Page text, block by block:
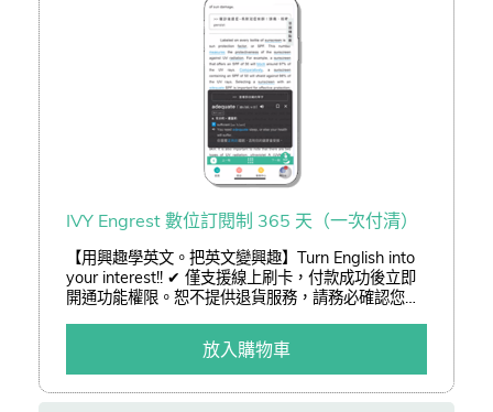
IVY Engrest 數位訂閱制 365 天（一次付清）
【用興趣學英文。把英文變興趣】Turn English into
your interest!! ✔ 僅支援線上刷卡，付款成功後立即
開通功能權限。恕不提供退貨服務，請務必確認您已
(查詢)」或「折價券(查詢)」折抵二擇一。 ✔ 以低於
3 折加購嚴選好書。放入購物車